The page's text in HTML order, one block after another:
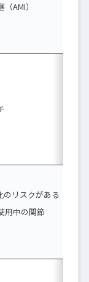
AMI）
のリスクがある
用中の関節